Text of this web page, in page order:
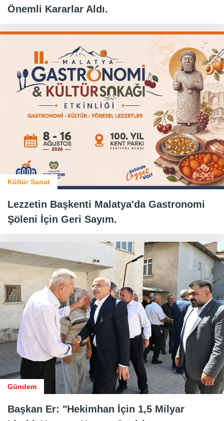
Önemli Kararlar Aldı.
Kültür Sanat
Lezzetin Başkenti Malatya'da Gastronomi
Şöleni İçin Geri Sayım.
Gündem
Başkan Er: "Hekimhan İçin 1,5 Milyar